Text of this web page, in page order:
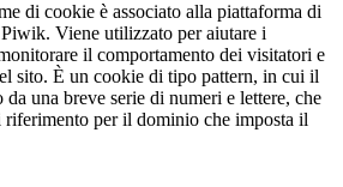
di cookie è associato alla piattaforma di
Viene utilizzato per aiutare i
il comportamento dei visitatori e
sito. È un cookie di tipo pattern, in cui il
una breve serie di numeri e lettere, che
riferimento per il dominio che imposta il